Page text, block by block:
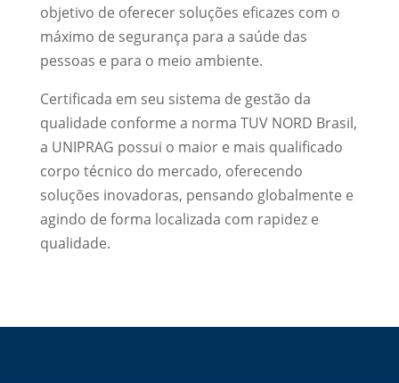
objetivo de oferecer soluções eficazes com o
máximo de segurança para a saúde das
pessoas e para o meio ambiente.
Certificada em seu sistema de gestão da
qualidade conforme a norma TUV NORD Brasil,
a UNIPRAG possui o maior e mais qualificado
corpo técnico do mercado, oferecendo
soluções inovadoras, pensando globalmente e
agindo de forma localizada com rapidez e
qualidade.